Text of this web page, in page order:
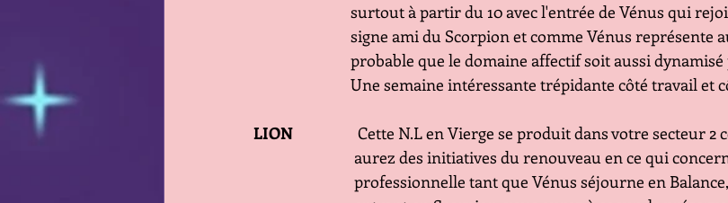
surtout à partir du 10 avec l'entrée de Vénus
signe ami du Scorpion et comme Vénus
probable que le domaine affectif soit aussi
Une semaine intéressante trépidante côté travail
LION
Cette N.L en Vierge se produit dans votre secteur
aurez des initiatives du renouveau en ce qui
professionnelle tant que Vénus séjourne en